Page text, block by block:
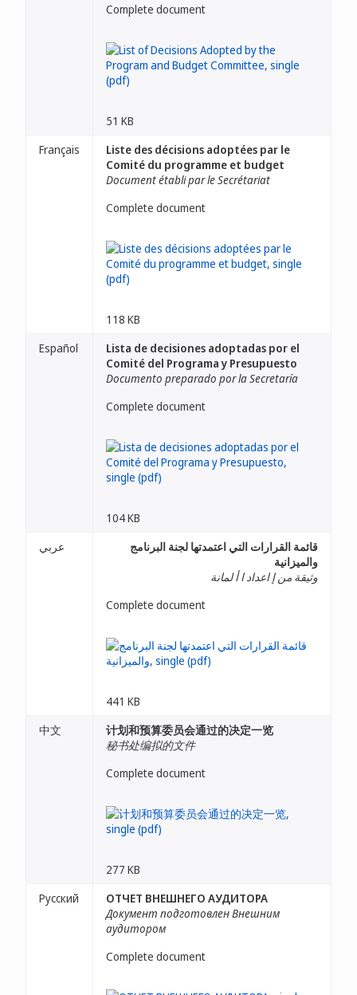
Complete document
51 KB
Français
Liste des décisions adoptées par le
Comité du programme et budget
Document établi par le Secrétariat
Complete document
118 KB
Español
Lista de decisiones adoptadas por el
Comité del Programa y Presupuesto
Documento preparado por la Secretaría
Complete document
104 KB
عربي
قائمة القرارات التي اعتمدتها لجنة البرنامج
والميزانية
وثيقة من إ اعداد ا أ لمانة
Complete document
441 KB
中文
计划和预算委员会通过的决定一览
秘书处编拟的文件
Complete document
277 KB
Русский
ОТЧЕТ ВНЕШНЕГО АУДИТОРА
Документ подготовлен Внешним
аудитором
Complete document